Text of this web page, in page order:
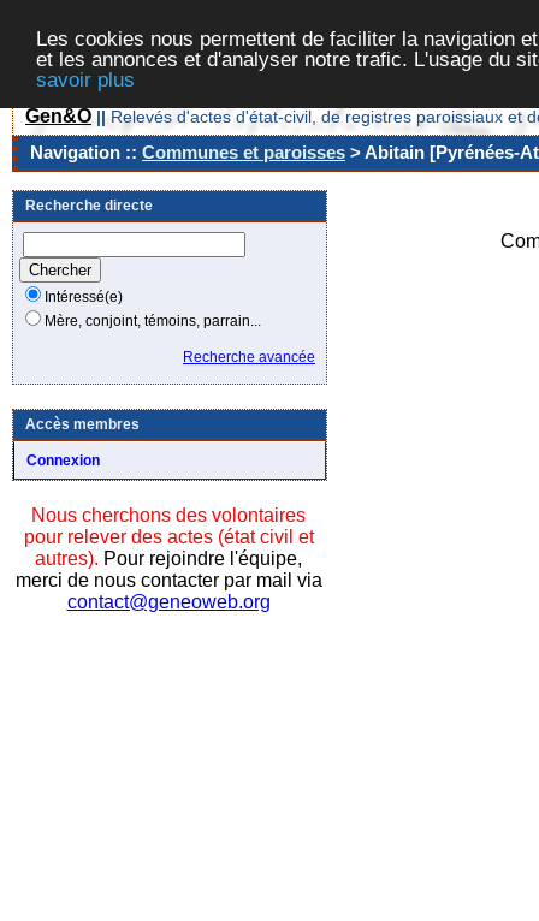
Les cookies nous permettent de faciliter la navigation
et les annonces et d'analyser notre trafic. L'usage du
savoir plus
Gen&O || Relevés d'actes d'état-civil, de registres paroissiaux et
Navigation :: Communes et paroisses > Abitain [Pyrénées-
Recherche directe
Intéressé(e)
Mère, conjoint, témoins, parrain...
Recherche avancée
Accès membres
Connexion
Nous cherchons des volontaires
pour relever des actes (état civil et
autres). Pour rejoindre l'équipe,
merci de nous contacter par mail via
contact@geneoweb.org